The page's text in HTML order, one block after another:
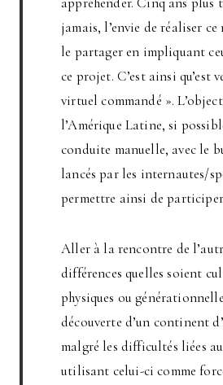
jamais, l’envie de réaliser
le partager en impliquant
ce projet. C’est ainsi qu’est
virtuel commandé ».
l’Amérique Latine, si
conduite manuelle, avec le
lancés par les internautes/
permettre ainsi de participer
Aller à la rencontre de
différences quelles soient
physiques ou
découverte d’un continent
malgré les difficultés liées
utilisant celui-ci comme